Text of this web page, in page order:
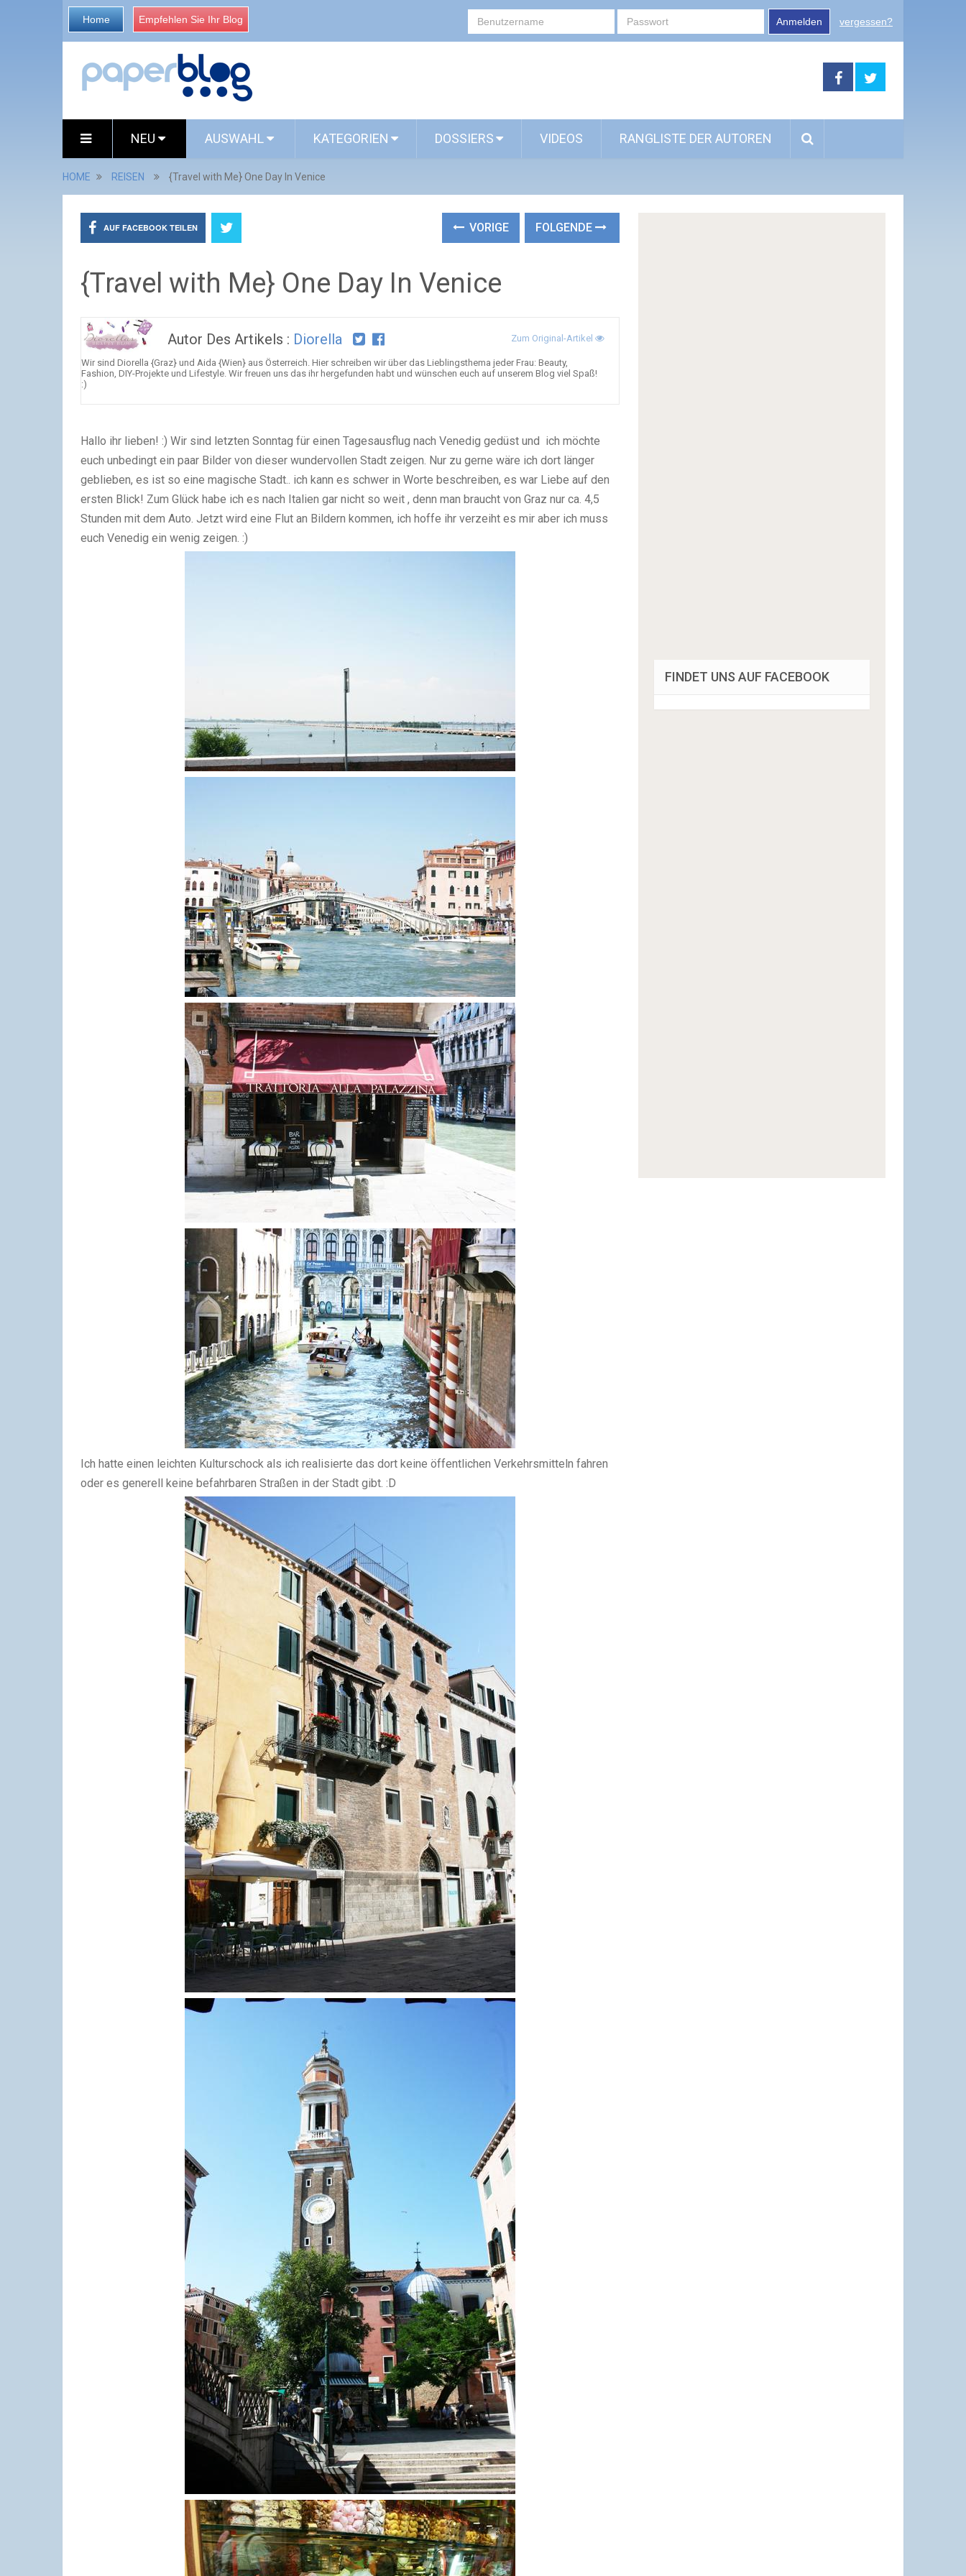
Home Empfehlen Sie Ihr Blog Anmelden vergessen?
NEU AUSWAHL KATEGORIEN DOSSIERS VIDEOS RANGLISTE DER AUTOREN
HOME REISEN {Travel with Me} One Day In Venice
AUF FACEBOOK TEILEN VORIGE FOLGENDE
{Travel with Me} One Day In Venice
Autor Des Artikels : Diorella Zum Original-Artikel
Wir sind Diorella {Graz} und Aida {Wien} aus Österreich. Hier schreiben wir über das Lieblingsthema jeder Frau: Beauty,
Fashion, DIY-Projekte und Lifestyle. Wir freuen uns das ihr hergefunden habt und wünschen euch auf unserem Blog viel Spaß!
:)
Hallo ihr lieben! :) Wir sind letzten Sonntag für einen Tagesausflug nach Venedig gedüst und ich möchte
euch unbedingt ein paar Bilder von dieser wundervollen Stadt zeigen. Nur zu gerne wäre ich dort länger
geblieben, es ist so eine magische Stadt.. ich kann es schwer in Worte beschreiben, es war Liebe auf den
ersten Blick! Zum Glück habe ich es nach Italien gar nicht so weit , denn man braucht von Graz nur ca. 4,5
Stunden mit dem Auto. Jetzt wird eine Flut an Bildern kommen, ich hoffe ihr verzeiht es mir aber ich muss
euch Venedig ein wenig zeigen. :)
Ich hatte einen leichten Kulturschock als ich realisierte das dort keine öffentlichen Verkehrsmitteln fahren
oder es generell keine befahrbaren Straßen in der Stadt gibt. :D
FINDET UNS AUF FACEBOOK